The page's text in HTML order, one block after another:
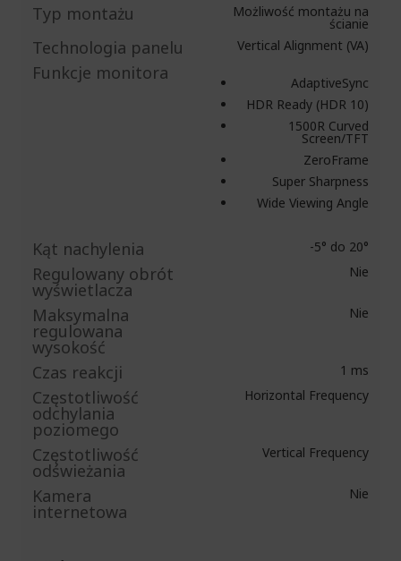
Typ montażu Możliwość montażu na
ścianie
Technologia panelu Vertical Alignment (VA)
Funkcje monitora
AdaptiveSync
HDR Ready (HDR 10)
1500R Curved
Screen/TFT
ZeroFrame
Super Sharpness
Wide Viewing Angle
Kąt nachylenia -5° do 20°
Regulowany obrót
wyświetlacza
Nie
Maksymalna
regulowana
wysokość
Nie
Czas reakcji 1 ms
Częstotliwość
odchylania
poziomego
Horizontal Frequency
Częstotliwość
odświeżania
Vertical Frequency
Kamera
internetowa
Nie